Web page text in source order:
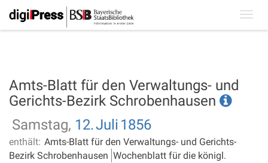
Amts-Blatt für den Verwaltungs- und
Gerichts-Bezirk Schrobenhausen
Samstag, 12.Juli 1856
enthält: Amts-Blatt für den Verwaltungs- und Gerichts-
Bezirk Schrobenhausen Wochenblatt für die königl.